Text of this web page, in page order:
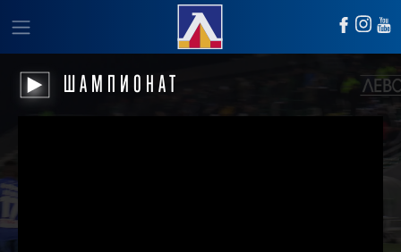
ШАМПИОНАТ